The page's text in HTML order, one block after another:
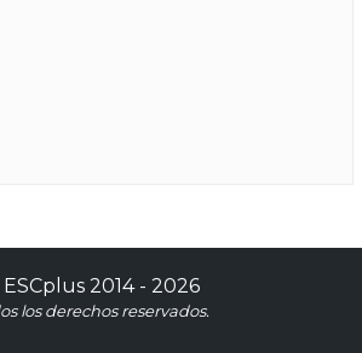
ESCplus2014 - 2026
los derechos reservados.